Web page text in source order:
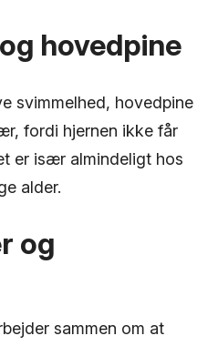
hovedpine
svimmelhed, hovedpine
fordi hjernen ikke får
er især almindeligt hos
alder.
og
sammen om at